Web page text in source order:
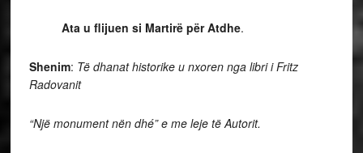
Ata u flijuen si Martirë për Atdhe.
Shenim: Të dhanat historike u nxoren nga libri i Fritz
Radovanit
“Një monument nën dhé” e me leje të Autorit.